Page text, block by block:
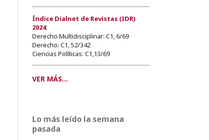
Índice Dialnet de Revistas (IDR)
2024:
Derecho Multidisciplinar: C1, 6/69
Derecho: C1, 52/342
Ciencias Políticas: C1,13/69
VER MÁS...
Lo más leído la semana
pasada